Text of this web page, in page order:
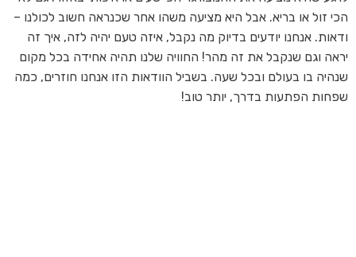
הכי זול או בריא. אבל היא מציעה משהו אחר שכנראה חשוב לכולנו –
ודאות. אנחנו יודעים בדיוק מה נקבל, איזה טעם יהיה לזה, איך זה
יראה וגם שנקבל את זה מהר! החוויה שלנו תהיה אחידה בכל מקום
שנהיה בו בעולם ובכל שעה. בשביל הוודאות הזו אנחנו חוזרים, כמה
שפחות הפתעות בדרך, יותר טוב!